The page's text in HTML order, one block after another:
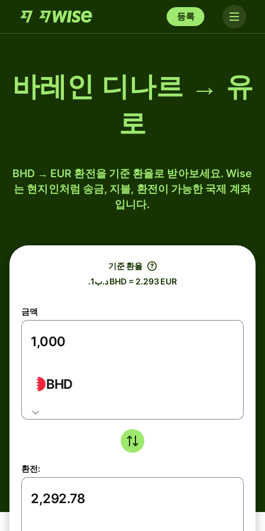
등록
바레인 디나르 → 유
로
BHD → EUR 환전을 기준 환율로 받아보세요. Wise
는 현지인처럼 송금, 지불, 환전이 가능한 국제 계좌
입니다.
기준 환율
.د.ب1 BHD = 2.293 EUR
금액
BHD
환전: